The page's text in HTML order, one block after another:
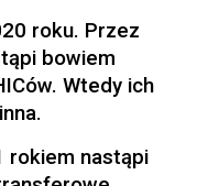
roku. Przez
bowiem
Wtedy ich
rokiem nastąpi